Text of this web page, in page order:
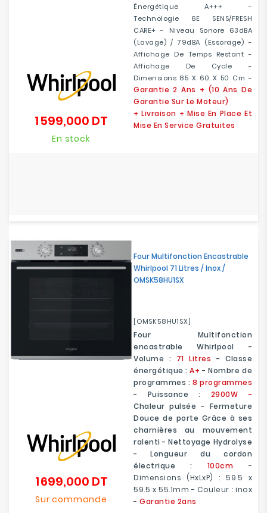
Énergétique A+++ -
Technologie 6E SENS/FRESH
CARE+ - Niveau Sonore 63dBA
(Lavage) / 79dBA (Essorage) -
Affichage De Temps Restant -
Affichage De Cycle -
Dimensions 85 X 60 X 50 Cm -
Garantie 2 Ans + (10 Ans De
Garantie Sur Le Moteur)
+ Livraison + Mise En Place Et
Mise En Service Gratuites
1 599,000 DT
En stock
Four Multifonction Encastrable
Whirlpool 71 Litres / Inox /
OMSK58HU1SX
[OMSK58HU1SX]
Four Multifonction
encastrable Whirlpool -
Volume : 71 Litres - Classe
énergétique :A+ - Nombre de
programmes : 8 programmes
- Puissance : 2900W -
Chaleur pulsée - Fermeture
Douce de porte Grâce à ses
charnières au mouvement
ralenti - Nettoyage Hydrolyse
- Longueur du cordon
électrique : 100cm
-
Dimensions (HxLxP) : 59.5 x
59.5 x 55.1mm - Couleur : inox
- Garantie 2ans
1 699,000 DTPrix
Sur commande